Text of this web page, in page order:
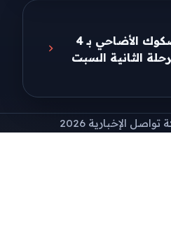
الأوقاف تعلن بدء توزيع صكوك الأضاحي بـ 4
الثانية السبت
الإخبارية 2026